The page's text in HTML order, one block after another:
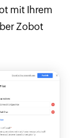
mit Ihrem
Zobot